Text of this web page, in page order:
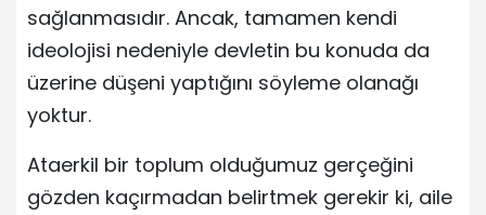
sağlanmasıdır. Ancak, tamamen kendi
ideolojisi nedeniyle devletin bu konuda da
üzerine düşeni yaptığını söyleme olanağı
yoktur.
Ataerkil bir toplum olduğumuz gerçeğini
gözden kaçırmadan belirtmek gerekir ki, aile